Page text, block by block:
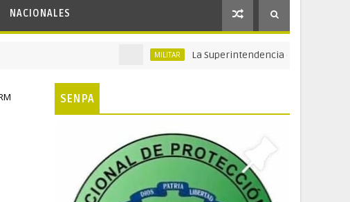
NACIONALES
La Superintendencia de Vigilancia y
SENPA